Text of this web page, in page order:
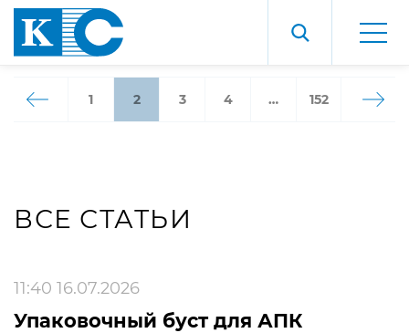
1 2 3 4 … 152
ВСЕ СТАТЬИ
11:40 16.07.2026
Упаковочный буст для АПК